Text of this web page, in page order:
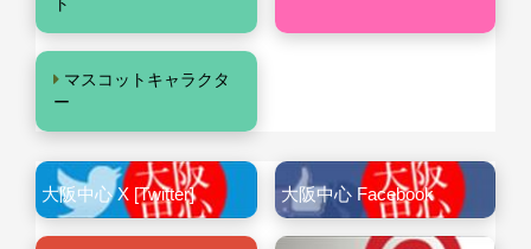
マスコットキャラクタ
ー
大阪中心 X [Twitter] 大阪中心 Facebook